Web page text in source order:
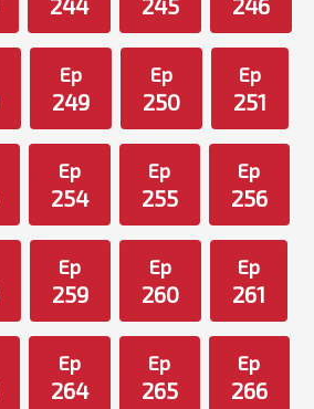
244 245 246
Ep
249
Ep
250
Ep
251
Ep
254
Ep
255
Ep
256
Ep
259
Ep
260
Ep
261
Ep
264
Ep
265
Ep
266